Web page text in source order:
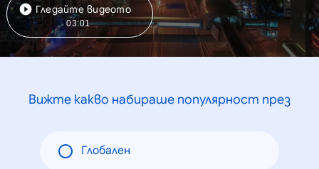
Гледайте видеото
03:01
Вижте какво набираше популярност през
Глобален